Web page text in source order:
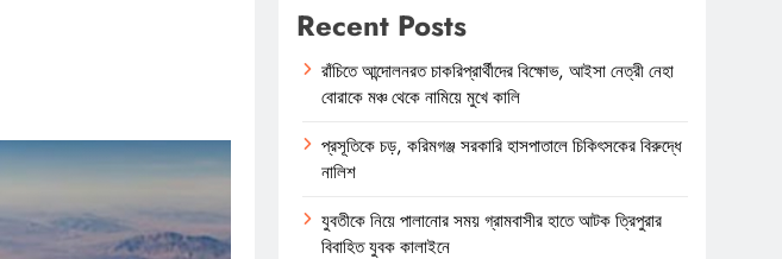
Recent Posts
রাঁচিতে আন্দোলনরত চাকরিপ্রার্থীদের বিক্ষোভ, আইসা নেত্রী নেহা
বোরাকে মঞ্চ থেকে নামিয়ে মুখে কালি
প্রসূতিকে চড়, করিমগঞ্জ সরকারি হাসপাতালে চিকিৎসকের বিরুদ্ধে
নালিশ
যুবতীকে নিয়ে পালানোর সময় গ্রামবাসীর হাতে আটক ত্রিপুরার
বিবাহিত যুবক কালাইনে